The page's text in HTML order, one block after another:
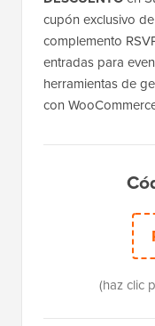
cupón exclusivo
complemento
entradas para
herramientas de
con
(haz clic